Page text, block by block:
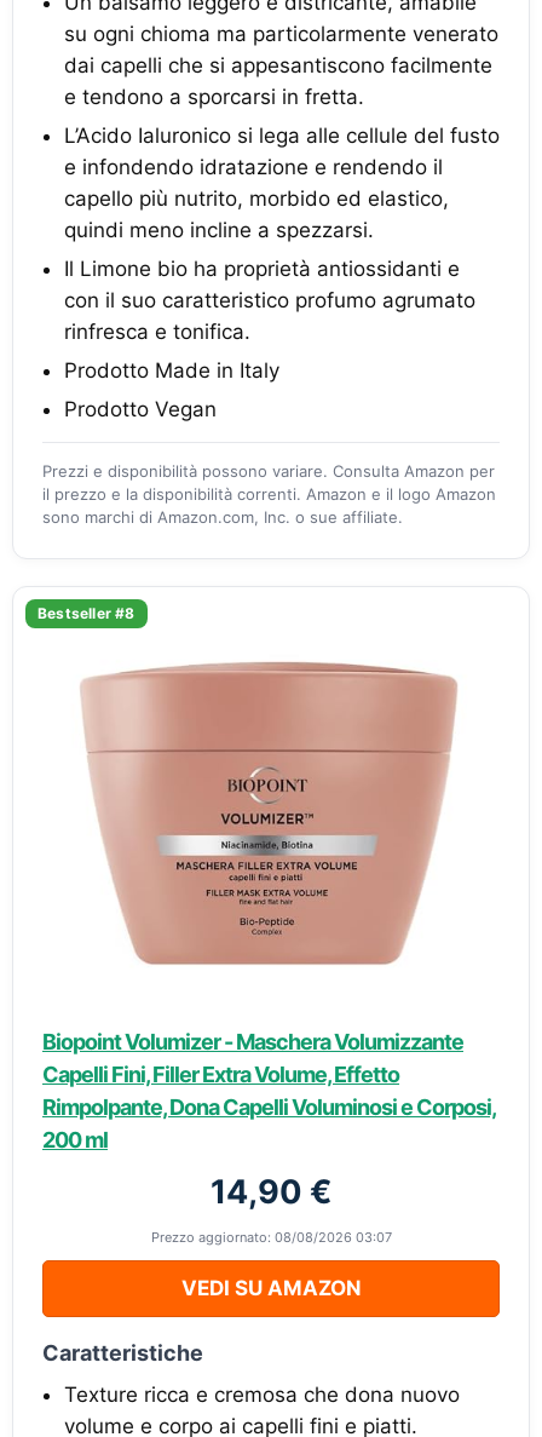
su ogni chioma ma particolarmente venerato
dai capelli che si appesantiscono facilmente
e tendono a sporcarsi in fretta.
L’Acido Ialuronico si lega alle cellule del fusto
e infondendo idratazione e rendendo il
capello più nutrito, morbido ed elastico,
quindi meno incline a spezzarsi.
Il Limone bio ha proprietà antiossidanti e
con il suo caratteristico profumo agrumato
rinfresca e tonifica.
Prodotto Made in Italy
Prodotto Vegan
Prezzi e disponibilità possono variare. Consulta Amazon per
il prezzo e la disponibilità correnti. Amazon e il logo Amazon
sono marchi di Amazon.com, Inc. o sue affiliate.
Bestseller #8
Biopoint Volumizer - Maschera Volumizzante
Capelli Fini, Filler Extra Volume, Effetto
Rimpolpante, Dona Capelli Voluminosi e Corposi,
200 ml
14,90 €
Prezzo aggiornato: 08/08/2026 03:07
VEDI SU AMAZON
Caratteristiche
Texture ricca e cremosa che dona nuovo
volume e corpo ai capelli fini e piatti.